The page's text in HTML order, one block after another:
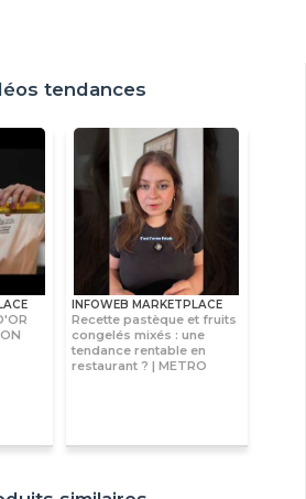
tendances
INFOWEB MARKETPLACE
Recette pastèque et fruits
congelés mixés : une
tendance rentable en
restaurant ? | METRO